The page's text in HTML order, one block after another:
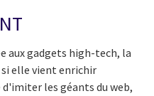
aux gadgets high-tech, la
elle vient enrichir
les géants du web,